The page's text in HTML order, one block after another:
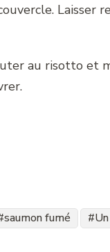
Laisser
au risotto et
saumon fumé